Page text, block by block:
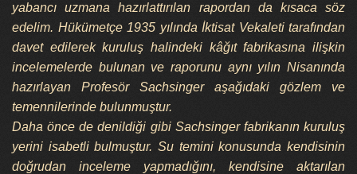
yabancı uzmana hazırlattırılan rapordan da kısaca söz
edelim. Hükümetçe 1935 yılında İktisat Vekaleti tarafından
davet edilerek kuruluş halindeki kâğıt fabrikasına ilişkin
incelemelerde bulunan ve raporunu aynı yılın Nisanında
hazırlayan Profesör Sachsinger aşağıdaki gözlem ve
temennilerinde bulunmuştur.
Daha önce de denildiği gibi Sachsinger fabrikanın kuruluş
yerini isabetli bulmuştur. Su temini konusunda kendisinin
doğrudan inceleme yapmadığını, kendisine aktarılan